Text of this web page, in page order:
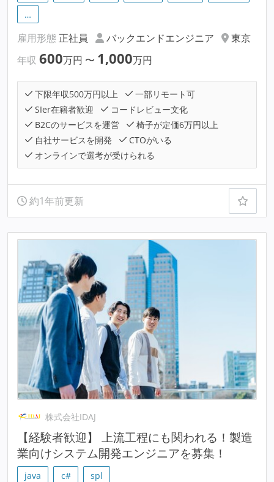
…
雇用形態 正社員 バックエンドエンジニア
東京
年収 600万円 〜 1,000万円
下限年収500万円以上
一部リモート可
SIer在籍者歓迎
コードレビュー文化
B2Cのサービスを運営
椅子が定価6万円以上
自社サービスを開発
CTOがいる
オンラインで選考が受けられる
約1年前更新
株式会社IDAJ
【経験者歓迎】 上流工程にも関われる！製造
業向けシステム開発エンジニアを募集！
java c# spl